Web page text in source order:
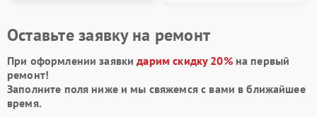
Оставьте заявку на ремонт
При оформлении заявкидарим скидку 20%на первый
ремонт!
Заполните поля ниже и мы свяжемся с вами в ближайшее
время.